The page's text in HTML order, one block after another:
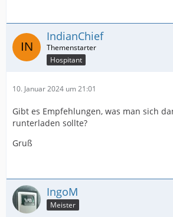
IndianChief
Hospitant
10. Januar 2024 um 21:01
Gibt es Empfehlungen, was man sich
runterladen sollte?
Gruß
IngoM
Meister